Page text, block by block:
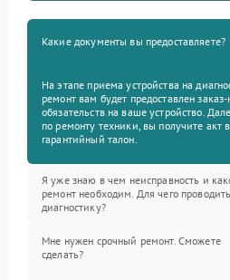
Какие документы вы предоставляете?
На этапе приема устройства на
ремонт вам будет предоставлен
обязательств на ваше устройство.
по ремонту техники, вы получите акт
гарантийный талон.
Я уже знаю в чем неисправность и
ремонт необходим. Для чего проводить
диагностику?
Мне нужен срочный ремонт. Сможете
сделать?